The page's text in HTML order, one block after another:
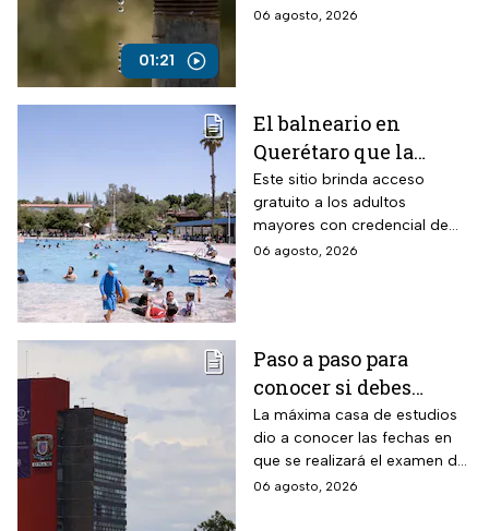
01:21
entre el 80% y 90% de la
06 agosto, 2026
El balneario en
Querétaro que la
Profeco marcó como el
más barato de México:
tiene alberca para la
tercera edad y todas
Este sitio brinda acceso
gratuito a los adultos
mayores con credencial de
INAPAM vigente
06 agosto, 2026
Paso a paso para
conocer si debes
realizar el examen de
control de la UNAM
La máxima casa de estudios
dio a conocer las fechas en
que se realizará el examen de
control, después de encontrar
06 agosto, 2026